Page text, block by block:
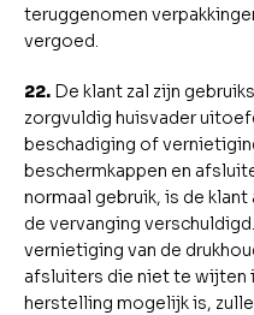
teruggenomen
vergoed.
22. De klant zal zijn
zorgvuldig huisvader
beschadiging of
beschermkappen en
normaal gebruik, is de
de vervanging
vernietiging van de
afsluiters die niet te wijten
herstelling mogelijk is,